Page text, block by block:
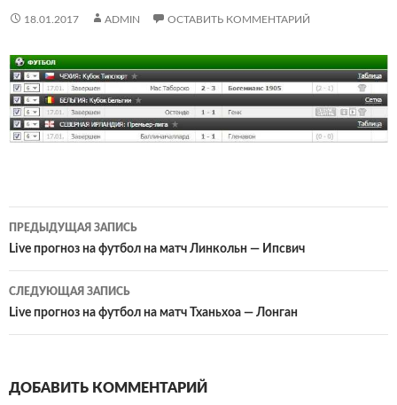
18.01.2017 ADMIN ОСТАВИТЬ КОММЕНТАРИЙ
Навигация
по
записям
ПРЕДЫДУЩАЯ ЗАПИСЬ
Live прогноз на футбол на матч Линкольн — Ипсвич
СЛЕДУЮЩАЯ ЗАПИСЬ
Live прогноз на футбол на матч Тханьхоа — Лонган
ДОБАВИТЬ КОММЕНТАРИЙ